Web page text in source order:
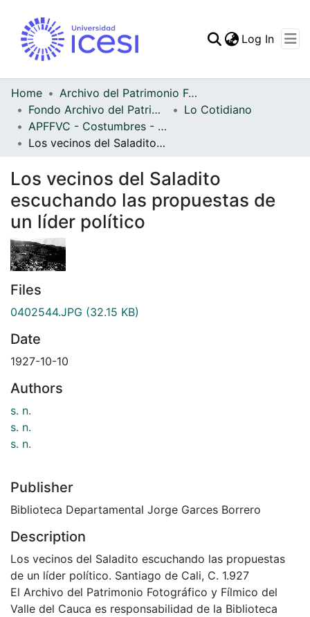
Statistics
Log In
Home
Archivo del Patrimonio Fotográfico y Fílmico del Valle del Cauca
Fondo Archivo del Patrimonio Fotográfico y Fílmico del Valle del Cauca
Lo Cotidiano
APFFVC - Costumbres - Patrimonial
Los vecinos del Saladito escuchando las propuestas de un líder político
Los vecinos del Saladito
escuchando las propuestas de
un líder político
Files
0402544.JPG (32.15 KB)
Date
1927-10-10
Authors
s. n.
s. n.
s. n.
Publisher
Biblioteca Departamental Jorge Garces Borrero
Description
Los vecinos del Saladito escuchando las propuestas
de un líder político. Santiago de Cali, C. 1.927
El Archivo del Patrimonio Fotográfico y Fílmico del
Valle del Cauca es responsabilidad de la Biblioteca